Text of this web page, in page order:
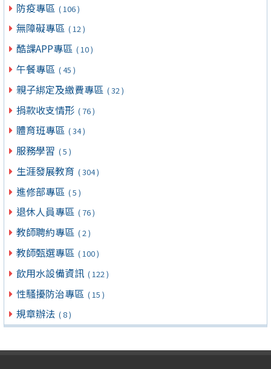
防疫專區 ( 106 )
無障礙專區 ( 12 )
酷課APP專區 ( 10 )
午餐專區 ( 45 )
親子綁定及繳費專區 ( 32 )
捐款收支情形 ( 76 )
體育班專區 ( 34 )
服務學習 ( 5 )
生涯發展教育 ( 304 )
進修部專區 ( 5 )
退休人員專區 ( 76 )
教師聘約專區 ( 2 )
教師甄選專區 ( 100 )
飲用水設備資訊 ( 122 )
性騷擾防治專區 ( 15 )
規章辦法 ( 8 )